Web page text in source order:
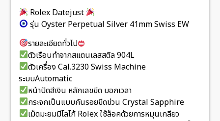
Rolex Datejust
รุ่น Oyster Perpetual Silver 41mm Swiss EW
รายละเอียดทั่วไป
ตัวเรือนทำจากสแตนเลสสติล 904L
ตัวเครื่อง Cal.3230 Swiss Machine
ระบบAutomatic
หน้าปัดสีเงิน หลักเลขขีด บอกเวลา
กระจกเป็นแบบกันรอยขีดข่วน Crystal Sapphire
เม็ดมะยมมีโลโก้ Rolex ใช้ล็อคด้วยการหมุนเกลียว